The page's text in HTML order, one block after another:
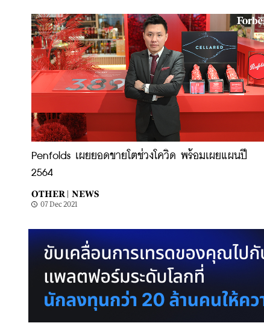
Penfolds เผยยอดขายโตช่วงโควิด พร้อมเผยแผนปี
2564
OTHER | NEWS
07 Dec 2021